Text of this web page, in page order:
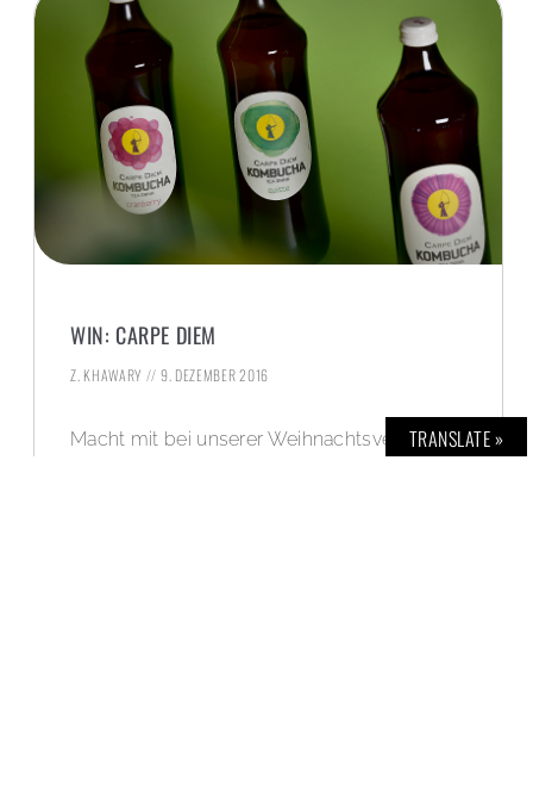
WIN: CARPE DIEM
Z. KHAWARY 9. DEZEMBER 2016
Macht mit bei unserer Weihnachtsverlosung
TRANSLATE »